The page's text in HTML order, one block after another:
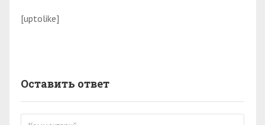
[uptolike]
Оставить ответ